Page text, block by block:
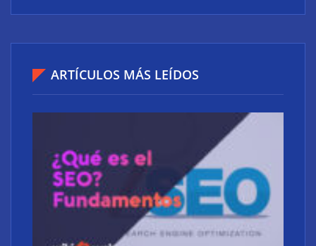
IBSAT logra un acuerdo con Amazon Leo para llevar
PortugalARTÍCULOS MÁS LEÍDOS